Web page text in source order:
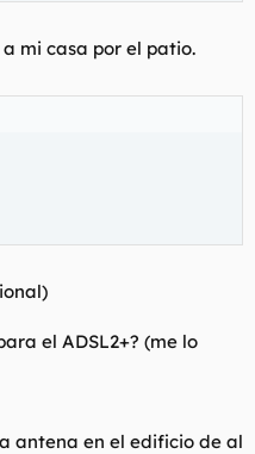
mi casa por el patio.
el ADSL2+? (me lo
antena en el edificio de al